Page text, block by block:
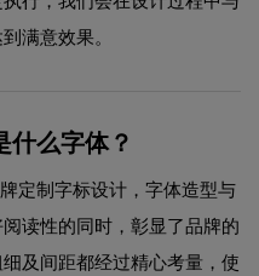
满意效果。
什么字体？
定制字标设计，字体造型与
读性的同时，彰显了品牌的
及间距都经过精心考量，使